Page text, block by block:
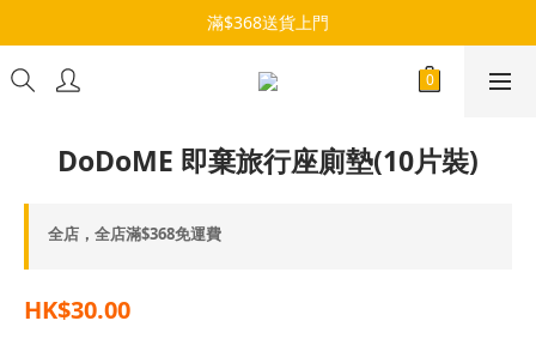
滿$368送貨上門
DoDoME 即棄旅行座廁墊(10片裝)
全店，全店滿$368免運費
HK$30.00